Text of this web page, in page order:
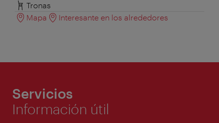
Tronas
Mapa
Interesante en los alrededores
Servicios
Información útil